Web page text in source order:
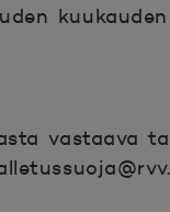
vastaava